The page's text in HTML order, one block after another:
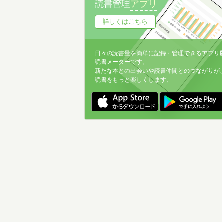
読書管理アプリ
詳しくはこちら
日々の読書量を簡単に記録・管理できるアプリ
読書メーターです。
新たな本との出会いや読書仲間とのつながりが
読書をもっと楽しくします。